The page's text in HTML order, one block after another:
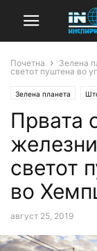
Почетна Зелена
светот пуштена во
Зелена планета
Првата
светот
во
август 25, 2019